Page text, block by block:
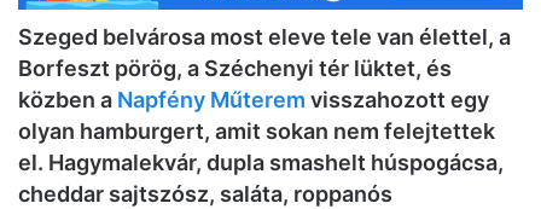
Szeged belvárosa most eleve tele van élettel, a
Borfeszt pörög, a Széchenyi tér lüktet, és
közben a Napfény Műterem visszahozott egy
olyan hamburgert, amit sokan nem felejtettek
el. Hagymalekvár, dupla smashelt húspogácsa,
cheddar sajtszósz, saláta, roppanós